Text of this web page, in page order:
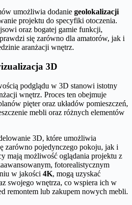
umożliwia dodanie geolokalizacji
projektu do specyfiki otoczenia.
oraz bogatej gamie funkcji,
się zarówno dla amatorów, jak i
aranżacji wnętrz.
3D
podglądu w 3D stanowi istotny
wnętrz. Proces ten obejmuje
pięter oraz układów pomieszczeń,
mebli oraz różnych elementów
3D, które umożliwia
zarówno pojedynczego pokoju, jak i
mają możliwość oglądania projektu z
fotorealistycznym
w jakości 4K, mogą uzyskać
swojego wnętrza, co wspiera ich w
remontem lub zakupem nowych mebli.